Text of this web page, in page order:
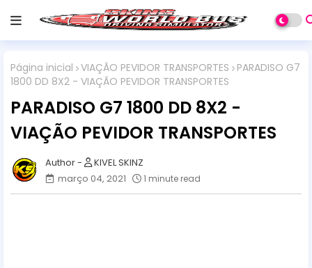
Página inicial VIAÇÃO PEVIDOR TRANSPORTES
PARADISO G7
1800 DD 8X2 - VIAÇÃO PEVIDOR TRANSPORTES
PARADISO G7 1800 DD 8X2 -
VIAÇÃO PEVIDOR TRANSPORTES
KIVEL SKINZ
março 04, 2021
1 minute read